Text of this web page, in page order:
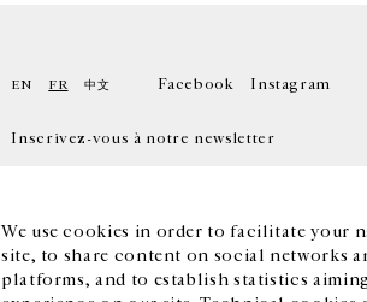
We use cookies in order to facilitate your
site, to share content on social networks
platforms, and to establish statistics
EN FR 中文 Facebook Instagram
Inscrivez-vous à notre newsletter